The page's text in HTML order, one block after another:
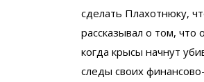
сделать Плахотнюку,
рассказывал о том, что
когда крысы начнут
следы своих